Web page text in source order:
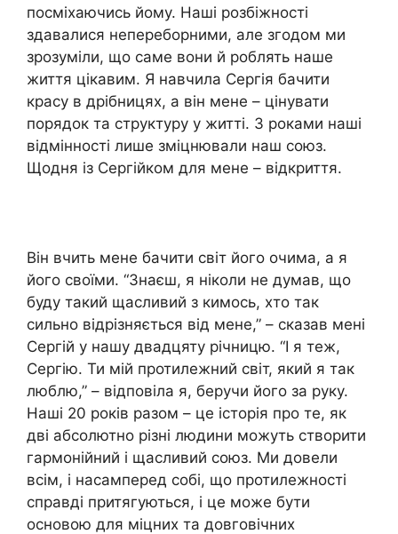
посміхаючись йому. Наші розбіжності
здавалися непереборними, але згодом ми
зрозуміли, що саме вони й роблять наше
життя цікавим. Я навчила Сергія бачити
красу в дрібницях, а він мене – цінувати
порядок та структуру у житті. З роками наші
відмінності лише зміцнювали наш союз.
Щодня із Сергійком для мене – відкриття.
Він вчить мене бачити світ його очима, а я
його своїми. “Знаєш, я ніколи не думав, що
буду такий щасливий з кимось, хто так
сильно відрізняється від мене,” – сказав мені
Сергій у нашу двадцяту річницю. “І я теж,
Сергію. Ти мій протилежний світ, який я так
люблю,” – відповіла я, беручи його за руку.
Наші 20 років разом – це історія про те, як
дві абсолютно різні людини можуть створити
гармонійний і щасливий союз. Ми довели
всім, і насамперед собі, що протилежності
справді притягуються, і це може бути
основою для міцних та довговічних